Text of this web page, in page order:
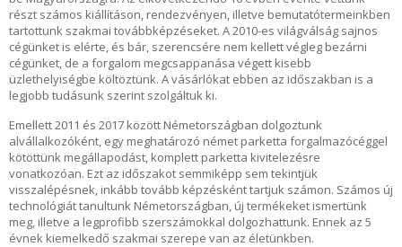
N
–
E
G
Y
E
D
I
L
É
P
C
S
Ő
K
részt számos kiállításon, rendezvényen, illetve bemutatótermeinkben
tartottunk szakmai továbbképzéseket. A 2010-es világválság sajnos
cégünket is elérte, és bár, szerencsére nem kellett végleg bezárni
cégünket, de a forgalom megcsappanása végett kisebb
üzlethelyiségbe költöztünk. A vásárlókat ebben az időszakban is a
legjobb tudásunk szerint szolgáltuk ki.
Emellett 2011 és 2017 között Németországban dolgoztunk
alvállalkozóként, egy meghatározó német parketta forgalmazócéggel
kötöttünk megállapodást, komplett parketta kivitelezésre
vonatkozóan. Ezt az időszakot semmiképp sem tekintjük
visszalépésnek, inkább tovább képzésként tartjuk számon. Számos új
technológiát tanultunk Németországban, új termékeket ismertünk
meg, illetve a legprofibb szerszámokkal dolgozhattunk. Ennek az 5
évnek kiemelkedő szakmai szerepe van az életünkben.